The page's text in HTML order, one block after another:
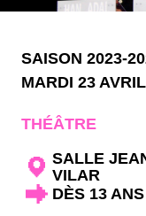
SAISON 2023-
MARDI 23 AVRIL
THÉÂTRE
SALLE
VILAR
DÈS 13 ANS